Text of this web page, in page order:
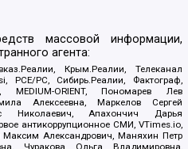
массовой информации,
агента:
Крым.Реалии, Телеканал
PC, Сибирь.Реалии, Фактограф,
ORIENT, Пономарев Лев
Алексеевна, Маркелов Сергей
Николаевич, Апахончич Дарья
антикоррупционное СМИ, VTimes.io,
Александрович, Маняхин Петр